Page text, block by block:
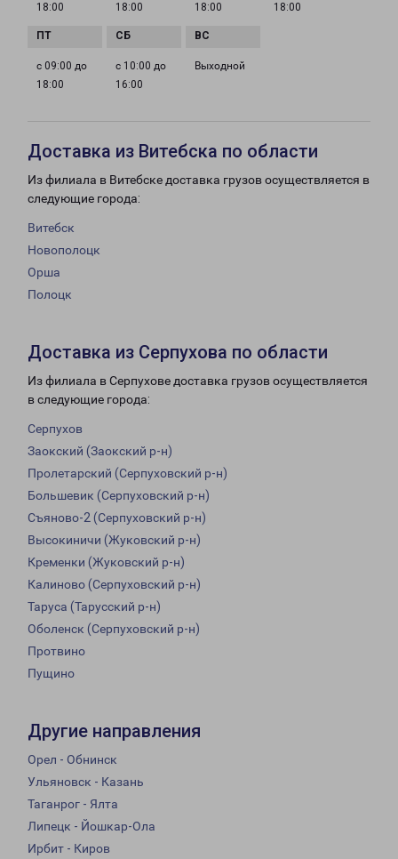
18:00
18:00
18:00
18:00
с 09:00 до
18:00
с 10:00 до
16:00
Выходной
Доставка из Витебска по области
Из филиала в Витебске доставка грузов осуществляется в
следующие города:
Витебск
Новополоцк
Орша
Полоцк
Доставка из Серпухова по области
Из филиала в Серпухове доставка грузов осуществляется
в следующие города:
Серпухов
Заокский (Заокский р-н)
Пролетарский (Серпуховский р-н)
Большевик (Серпуховский р-н)
Съяново-2 (Серпуховский р-н)
Высокиничи (Жуковский р-н)
Кременки (Жуковский р-н)
Калиново (Серпуховский р-н)
Таруса (Тарусский р-н)
Оболенск (Серпуховский р-н)
Протвино
Пущино
Другие направления
Орел - Обнинск
Ульяновск - Казань
Таганрог - Ялта
Липецк - Йошкар-Ола
Ирбит - Киров